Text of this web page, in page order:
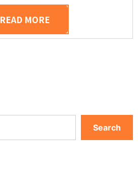
READ MORE
Search